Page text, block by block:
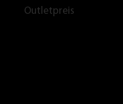
Outletpreis